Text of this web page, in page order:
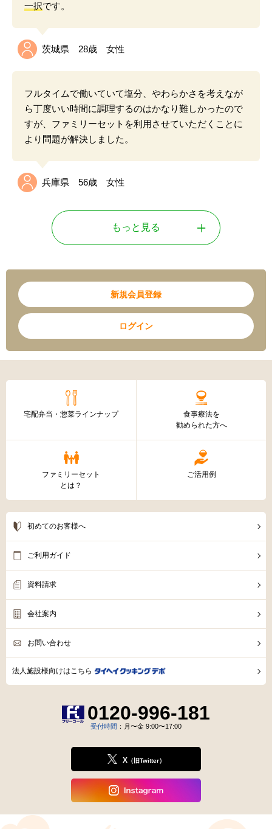
一択です。
茨城県 28歳 女性
フルタイムで働いていて塩分、やわらかさを考えなが
ら丁度いい時間に調理するのはかなり難しかったので
すが、ファミリーセットを利用させていただくことに
より問題が解決しました。
兵庫県 56歳 女性
もっと見る
新規会員登録
ログイン
宅配弁当・惣菜ラインナップ
食事療法を
勧められた方へ
ファミリーセット
とは？
ご活用例
初めてのお客様へ
ご利用ガイド
資料請求
会社案内
お問い合わせ
法人施設様向けはこちら
0120-996-181
受付時間 ：月〜金 9:00〜17:00
X （旧Twitter）